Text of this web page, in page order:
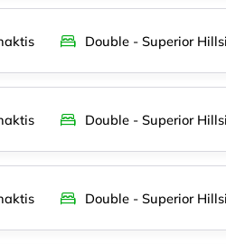
Double - Superior
Double - Superior
Double - Superior